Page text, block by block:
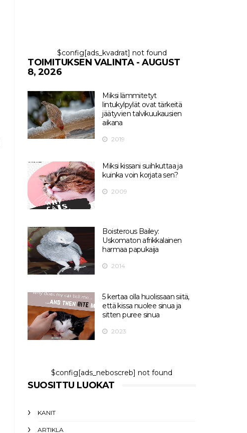
$config[ads_kvadrat] not found
TOIMITUKSEN VALINTA - AUGUST
8, 2026
Miksi lämmitetyt
lintukylpylät ovat tärkeitä
jäätyvien talvikuukausien
aikana
2019
Miksi kissani suihkuttaa ja
kuinka voin korjata sen?
2009
Boisterous Bailey:
Uskomaton afrikkalainen
harmaa papukaija
2014
5 kertaa olla huolissaan siitä,
että kissa nuolee sinua ja
sitten puree sinua
2023
$config[ads_neboscreb] not found
SUOSITTU LUOKAT
KANIT
ARTIKLA